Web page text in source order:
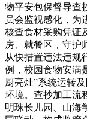
物平安包保督导查
员会监视感化，为
核查食材采购凭证
房、就餐区，守护
从快措置违法违规
例，校园食物安满
厨亮灶”系统运转
环境。查抄加工流
明珠长儿园、山海